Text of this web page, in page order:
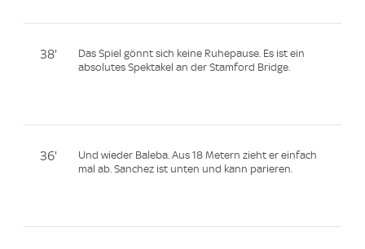
38'
Das Spiel gönnt sich keine Ruhepause. Es ist ein
absolutes Spektakel an der Stamford Bridge.
36'
Und wieder Baleba. Aus 18 Metern zieht er einfach
mal ab. Sanchez ist unten und kann parieren.